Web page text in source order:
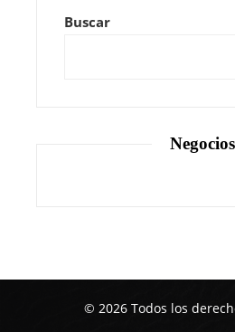
Buscar
Negocios
© 2026 Todos los